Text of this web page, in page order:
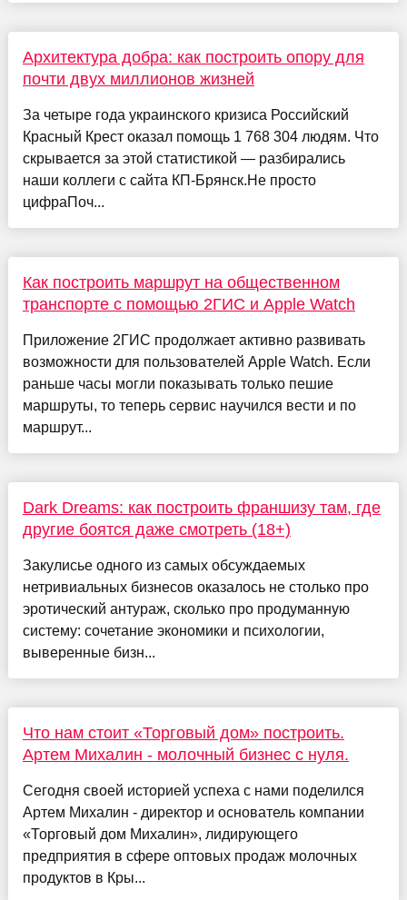
Архитектура добра: как построить опору для
почти двух миллионов жизней
За четыре года украинского кризиса Российский
Красный Крест оказал помощь 1 768 304 людям. Что
скрывается за этой статистикой — разбирались
наши коллеги с сайта КП-Брянск.Не просто
цифраПоч...
Как построить маршрут на общественном
транспорте с помощью 2ГИС и Apple Watch
Приложение 2ГИС продолжает активно развивать
возможности для пользователей Apple Watch. Если
раньше часы могли показывать только пешие
маршруты, то теперь сервис научился вести и по
маршрут...
Dark Dreams: как построить франшизу там, где
другие боятся даже смотреть (18+)
Закулисье одного из самых обсуждаемых
нетривиальных бизнесов оказалось не столько про
эротический антураж, сколько про продуманную
систему: сочетание экономики и психологии,
выверенные бизн...
Что нам стоит «Торговый дом» построить.
Артем Михалин - молочный бизнес с нуля.
Сегодня своей историей успеха с нами поделился
Артем Михалин - директор и основатель компании
«Торговый дом Михалин», лидирующего
предприятия в сфере оптовых продаж молочных
продуктов в Кры...